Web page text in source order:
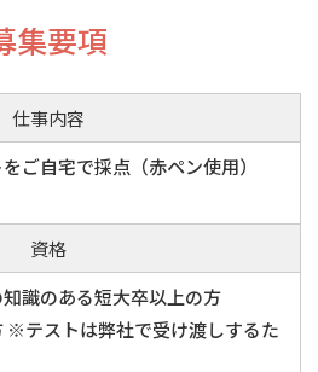
集要項
仕事内容
ご自宅で採点（赤ペン使用）
資格
識のある短大卒以上の方
※テストは弊社で受け渡しするた